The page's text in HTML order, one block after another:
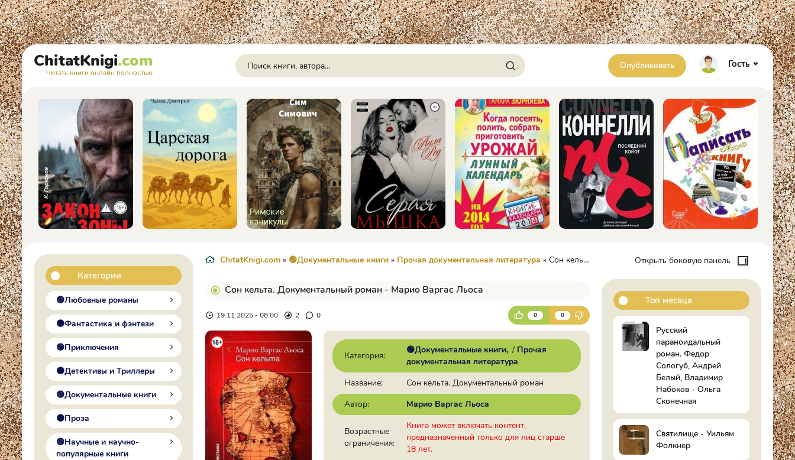
ChitatKnigi.com
Читать книги онлайн полностью
Опубликовать Гость
Категории
🟢Любовные романы
🟠Фантастика и фэнтези
🟢Приключения
🟠Детективы и Триллеры
🟢Документальные книги
🟠Проза
🟢Научные и научно-
популярные книги
ChitatKnigi.com » 🟢Документальные книги » Прочая документальная литература » Сон кельта. Документальный роман - Марио Варгас Льоса
Сон кельта. Документальный роман - Марио Варгас Льоса
19.11.2025 - 08:00 2 0 0 0
Категория:
🟢Документальные книги / Прочая
документальная литература
Название:
Сон кельта. Документальный роман
Автор:
Марио Варгас Льоса
Возрастные
ограничения:
Книга может включать контент,
предназначенный только для лиц старше
18 лет.
Открыть боковую панель
Топ месяца
Русский
параноидальный
роман. Федор
Сологуб, Андрей
Белый, Владимир
Набоков - Ольга
Сконечная
Святилище - Уильям
Фолкнер